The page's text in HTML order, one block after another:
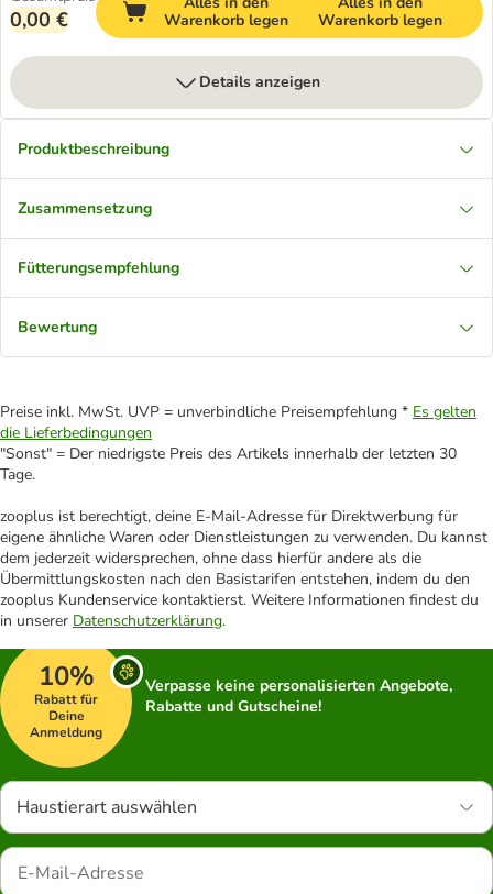
0,00 €
Warenkorb legen
Warenkorb legen
Details anzeigen
Produktbeschreibung
Zusammensetzung
Fütterungsempfehlung
Bewertung
Preise inkl. MwSt. UVP = unverbindliche Preisempfehlung * Es gelten
die Lieferbedingungen
"Sonst" = Der niedrigste Preis des Artikels innerhalb der letzten 30
Tage.
zooplus ist berechtigt, deine E-Mail-Adresse für Direktwerbung für
eigene ähnliche Waren oder Dienstleistungen zu verwenden. Du kannst
dem jederzeit widersprechen, ohne dass hierfür andere als die
Übermittlungskosten nach den Basistarifen entstehen, indem du den
zooplus Kundenservice kontaktierst. Weitere Informationen findest du
in unserer Datenschutzerklärung.
10%
Rabatt für
Deine
Anmeldung
Verpasse keine personalisierten Angebote,
Rabatte und Gutscheine!
Haustierart auswählen